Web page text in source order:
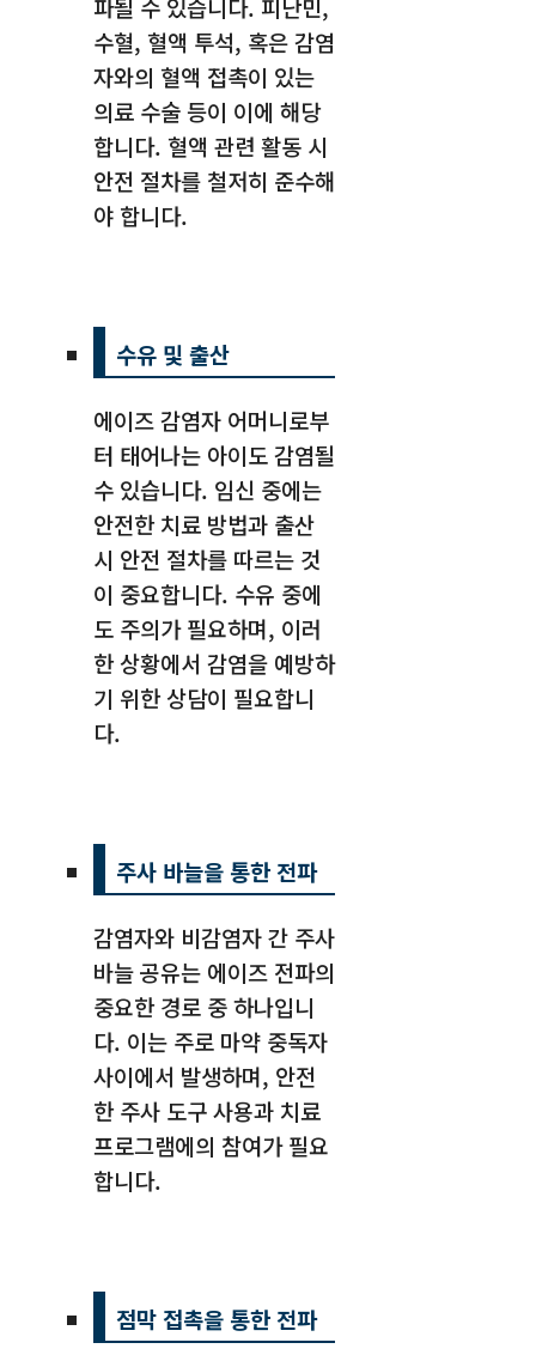
파될 수 있습니다. 피난민,
수혈, 혈액 투석, 혹은 감염
자와의 혈액 접촉이 있는
의료 수술 등이 이에 해당
합니다. 혈액 관련 활동 시
안전 절차를 철저히 준수해
야 합니다.
수유 및 출산
에이즈 감염자 어머니로부
터 태어나는 아이도 감염될
수 있습니다. 임신 중에는
안전한 치료 방법과 출산
시 안전 절차를 따르는 것
이 중요합니다. 수유 중에
도 주의가 필요하며, 이러
한 상황에서 감염을 예방하
기 위한 상담이 필요합니
다.
주사 바늘을 통한 전파
감염자와 비감염자 간 주사
바늘 공유는 에이즈 전파의
중요한 경로 중 하나입니
다. 이는 주로 마약 중독자
사이에서 발생하며, 안전
한 주사 도구 사용과 치료
프로그램에의 참여가 필요
합니다.
점막 접촉을 통한 전파